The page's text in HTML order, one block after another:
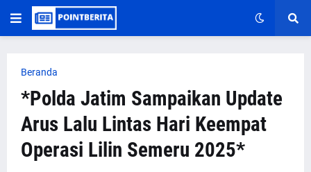
Beranda
*Polda Jatim Sampaikan Update
Arus Lalu Lintas Hari Keempat
Operasi Lilin Semeru 2025*